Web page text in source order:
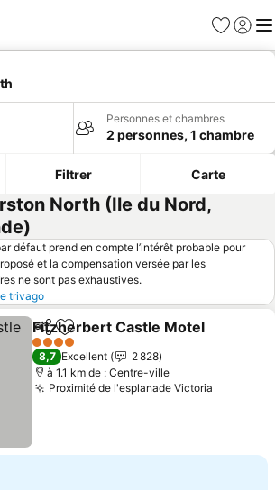
Favoris
Se
Personnes et chambres
2 personnes, 1 chambre
Filtrer Carte
North (Ile du Nord,
défaut prend en compte l’intérêt probable pour
et la compensation versée par les
ne sont pas exhaustives.
trivago
PartagerAjouter à mes favoris
Fitzherbert Castle Motel
4 Étoiles
8,7 Excellent
2 828
à 1.1 km de : Centre-ville
Proximité de l'esplanade Victoria